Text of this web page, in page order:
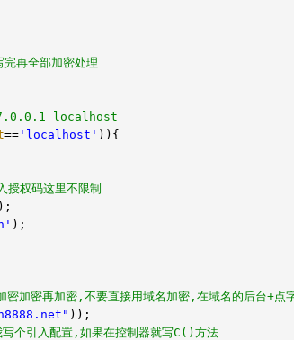
再全部加密处理
localhost
== 'localhost' )){
权码这里不限制
);
);
密加密再加密,不要直接用域名加密,在域名的后台+点
));
个引入配置,如果在控制器就写C()方法